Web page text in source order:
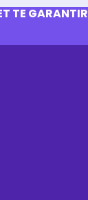
TE GARANTIR